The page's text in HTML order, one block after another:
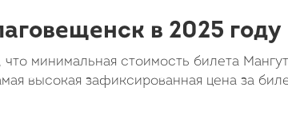
в 2025 году
минимальная стоимость билета
высокая зафиксированная цена за